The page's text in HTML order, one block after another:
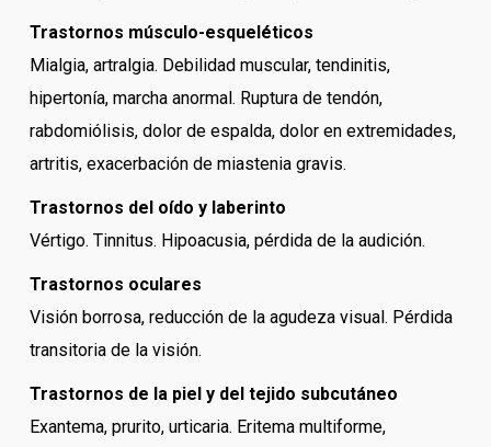
Trastornos músculo-esqueléticos
Mialgia, artralgia. Debilidad muscular, tendinitis,
hipertonía, marcha anormal. Ruptura de tendón,
rabdomiólisis, dolor de espalda, dolor en extremidades,
artritis, exacerbación de miastenia gravis.
Trastornos del oído y laberinto
Vértigo. Tinnitus. Hipoacusia, pérdida de la audición.
Trastornos oculares
Visión borrosa, reducción de la agudeza visual. Pérdida
transitoria de la visión.
Trastornos de la piel y del tejido subcutáneo
Exantema, prurito, urticaria. Eritema multiforme,